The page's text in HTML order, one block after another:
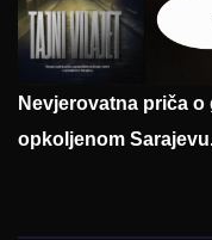
Nevjerovatna priča
opkoljenom